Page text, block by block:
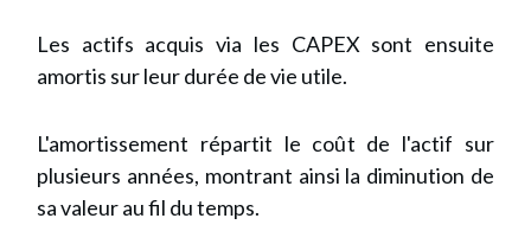
Les actifs acquis via les CAPEX sont ensuite
amortis sur leur durée de vie utile.
L'amortissement répartit le coût de l'actif sur
plusieurs années, montrant ainsi la diminution de
sa valeur au fil du temps.